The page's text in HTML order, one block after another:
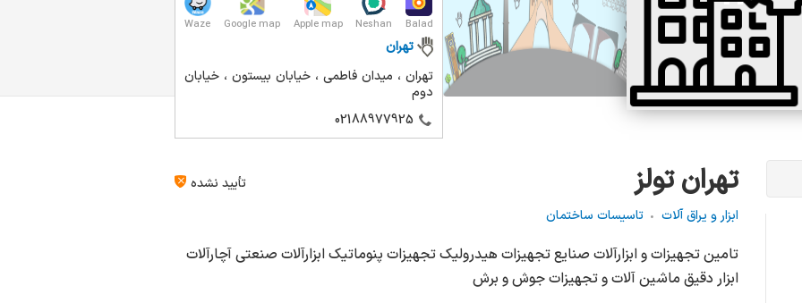
Balad
Neshan
Apple map
Google map
Waze
تهران
تهران ، میدان فاطمی ، خیابان بیستون ، خیابان
دوم
02188977925
تهران تولز
تأیید نشده
ابزار و یراق آلات
تاسیسات ساختمان
تامین تجهیزات و ابزارآلات صنایع تجهیزات هیدرولیک تجهیزات پنوماتیک ابزارآلات صنعتی آچارآلات
ابزار دقیق ماشین آلات و تجهیزات جوش و برش